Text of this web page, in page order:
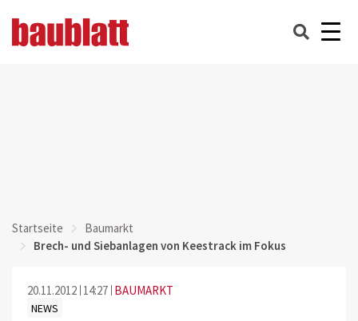
Startseite
Baumarkt
Brech- und Siebanlagen von Keestrack im Fokus
20.11.2012 14:27 BAUMARKT
NEWS